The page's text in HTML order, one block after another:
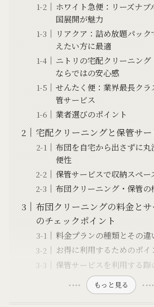
ホワイト急便：リーズナブ
国展開が魅力
リアクア：詰め放題パッ
えたい方に最適
ニトリの宅配クリーニン
ならではの安心感
せんたく便：業界最長クラ
管サービス
業者選びのポイント
宅配クリーニングと保管サ
布団を自宅から出さずに
便性
保管サービスで収納スペー
布団クリーニング・保管の
布団クリーニングの料金と
のチェックポイント
料金プランの種類とその違
お得に利用するためのポイ
保管サービスを利用する際
もっと見る